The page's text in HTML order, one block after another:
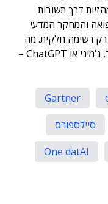
דרך תשובות
והמחקר המדעי
רק רשימה חלקית. מה
יקרה בעתיד? האם כדאי לשאול את קלוד, ג'מיני או ChatGPT –
Gartner
סיילספורס
One datAI